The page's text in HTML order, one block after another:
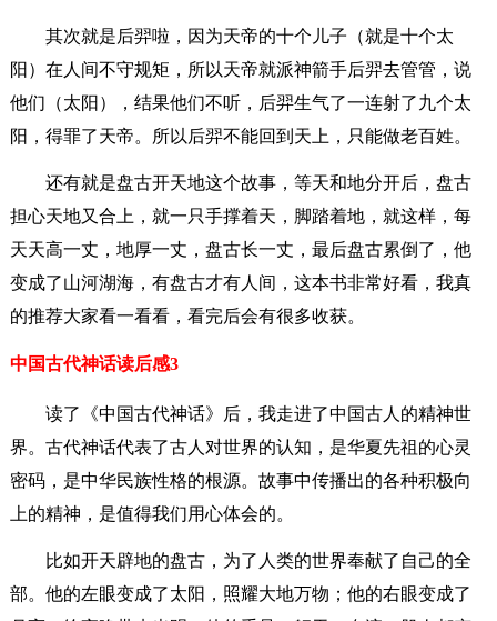
其次就是后羿啦，因为天帝的十个儿子（就是十个太
阳）在人间不守规矩，所以天帝就派神箭手后羿去管管，说
他们（太阳），结果他们不听，后羿生气了一连射了九个太
阳，得罪了天帝。所以后羿不能回到天上，只能做老百姓。
还有就是盘古开天地这个故事，等天和地分开后，盘古
担心天地又合上，就一只手撑着天，脚踏着地，就这样，每
天天高一丈，地厚一丈，盘古长一丈，最后盘古累倒了，他
变成了山河湖海，有盘古才有人间，这本书非常好看，我真
的推荐大家看一看看，看完后会有很多收获。
中国古代神话读后感3
读了《中国古代神话》后，我走进了中国古人的精神世
界。古代神话代表了古人对世界的认知，是华夏先祖的心灵
密码，是中华民族性格的根源。故事中传播出的各种积极向
上的精神，是值得我们用心体会的。
比如开天辟地的盘古，为了人类的世界奉献了自己的全
部。他的左眼变成了太阳，照耀大地万物；他的右眼变成了